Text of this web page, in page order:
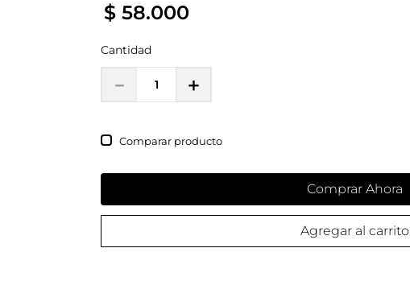
$ 58.000
Cantidad
＋
－
Comparar
Comprar Ahora
Agregar al carrito